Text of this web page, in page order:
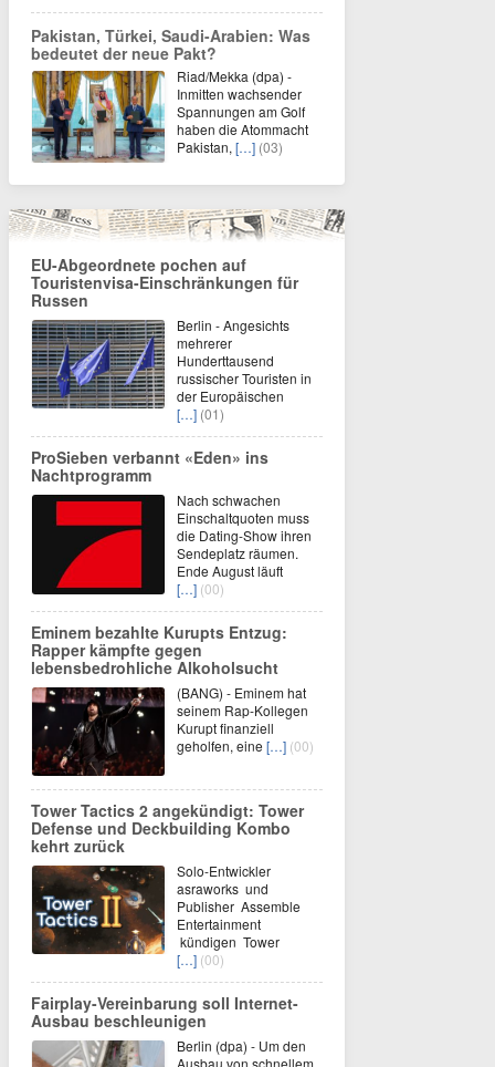
Pakistan, Türkei, Saudi-Arabien: Was
bedeutet der neue Pakt?
Riad/Mekka (dpa) -
Inmitten wachsender
Spannungen am Golf
haben die Atommacht
Pakistan, […] (03)
EU-Abgeordnete pochen auf
Touristenvisa-Einschränkungen für
Russen
Berlin - Angesichts
mehrerer
Hunderttausend
russischer Touristen in
der Europäischen
[…] (01)
ProSieben verbannt «Eden» ins
Nachtprogramm
Nach schwachen
Einschaltquoten muss
die Dating-Show ihren
Sendeplatz räumen.
Ende August läuft
[…] (00)
Eminem bezahlte Kurupts Entzug:
Rapper kämpfte gegen
lebensbedrohliche Alkoholsucht
(BANG) - Eminem hat
seinem Rap-Kollegen
Kurupt finanziell
geholfen, eine […] (00)
Tower Tactics 2 angekündigt: Tower
Defense und Deckbuilding Kombo
kehrt zurück
Solo-Entwickler
asraworks und
Publisher Assemble
Entertainment
kündigen Tower
[…] (00)
Fairplay-Vereinbarung soll Internet-
Ausbau beschleunigen
Berlin (dpa) - Um den
Ausbau von schnellem